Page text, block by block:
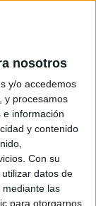
nosotros
y/o accedemos
y procesamos
e información
y contenido
Con su
datos de
mediante las
para otorgarnos
los
y la mostaza.
la licuadora en
la sal y la
con
en los platos
de aderezo.
y tomate
muy sencillo
tibia o